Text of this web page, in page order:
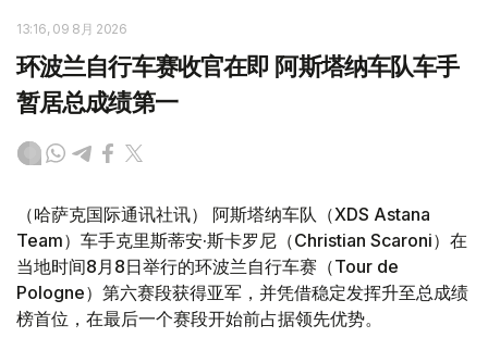
13:16, 09 8月 2026
环波兰自行车赛收官在即 阿斯塔纳车队车手
暂居总成绩第一
（哈萨克国际通讯社讯） 阿斯塔纳车队（XDS Astana
Team）车手克里斯蒂安·斯卡罗尼（Christian Scaroni）在
当地时间8月8日举行的环波兰自行车赛（Tour de
Pologne）第六赛段获得亚军，并凭借稳定发挥升至总成绩
榜首位，在最后一个赛段开始前占据领先优势。